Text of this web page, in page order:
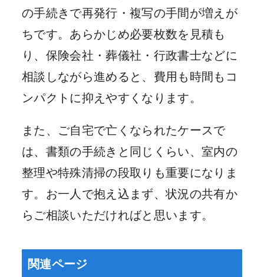
の手続きで再発行・複写の手間が増えが
ちです。あらかじめ必要枚数を見積も
り、保険会社・葬儀社・行政書士などに
相談しながら進めると、費用も時間もコ
ンパクトに抑えやすくなります。
また、ご自宅で亡くなられたケースで
は、書類の手続きと同じくらい、室内の
整理や特殊清掃の段取りも重要になりま
す。お一人で抱え込まず、状況の共有か
らご相談いただければと思います。
関連ページ